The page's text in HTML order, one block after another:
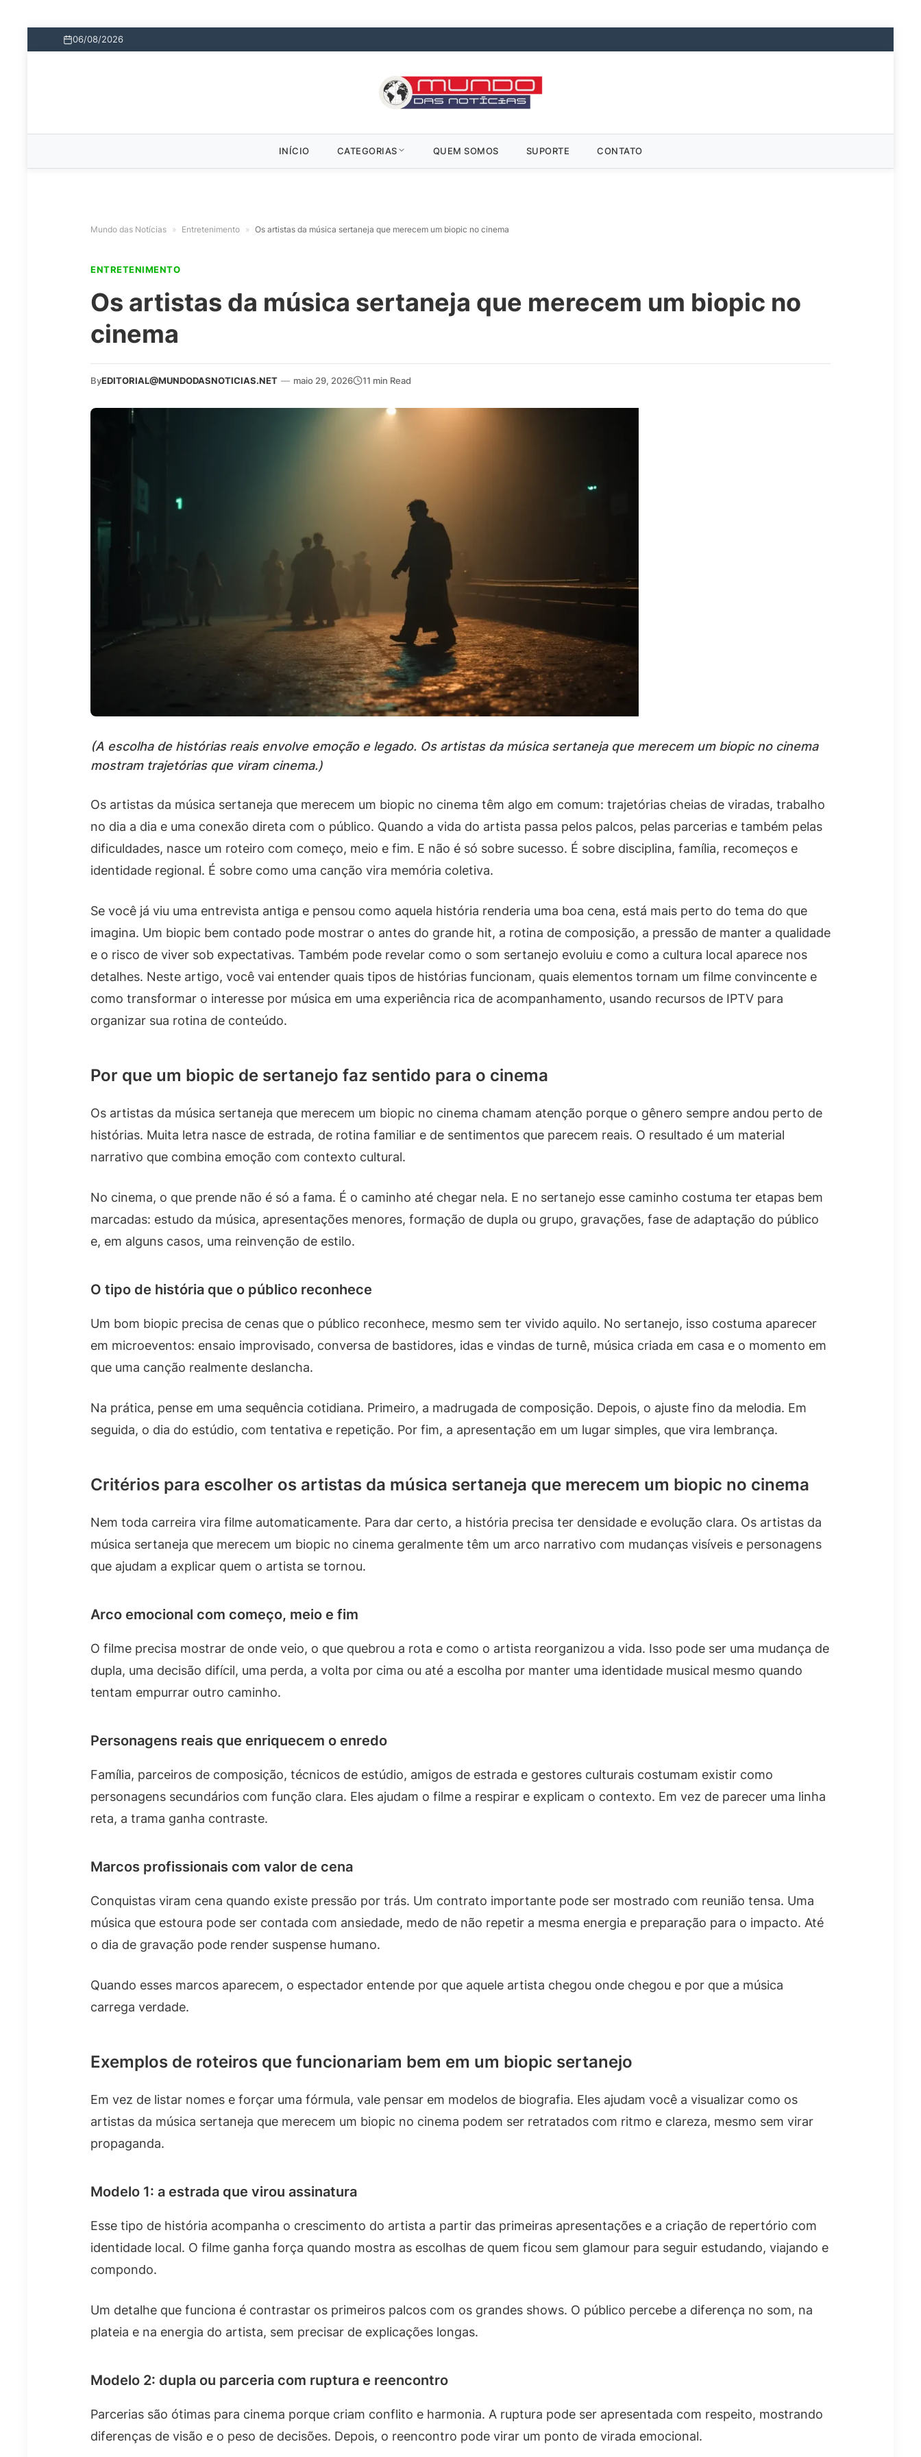
06/08/2026
INÍCIO CATEGORIAS QUEM SOMOS SUPORTE CONTATO
Mundo das Notícias » Entretenimento » Os artistas da música sertaneja que merecem um biopic no cinema
ENTRETENIMENTO
Os artistas da música sertaneja que merecem um biopic no
cinema
ByEDITORIAL@MUNDODASNOTICIAS.NET — maio 29, 2026 11 min Read
(A escolha de histórias reais envolve emoção e legado. Os artistas da música sertaneja que merecem um biopic no cinema
mostram trajetórias que viram cinema.)
Os artistas da música sertaneja que merecem um biopic no cinema têm algo em comum: trajetórias cheias de viradas, trabalho
no dia a dia e uma conexão direta com o público. Quando a vida do artista passa pelos palcos, pelas parcerias e também pelas
dificuldades, nasce um roteiro com começo, meio e fim. E não é só sobre sucesso. É sobre disciplina, família, recomeços e
identidade regional. É sobre como uma canção vira memória coletiva.
Se você já viu uma entrevista antiga e pensou como aquela história renderia uma boa cena, está mais perto do tema do que
imagina. Um biopic bem contado pode mostrar o antes do grande hit, a rotina de composição, a pressão de manter a qualidade
e o risco de viver sob expectativas. Também pode revelar como o som sertanejo evoluiu e como a cultura local aparece nos
detalhes. Neste artigo, você vai entender quais tipos de histórias funcionam, quais elementos tornam um filme convincente e
como transformar o interesse por música em uma experiência rica de acompanhamento, usando recursos de IPTV para
organizar sua rotina de conteúdo.
Por que um biopic de sertanejo faz sentido para o cinema
Os artistas da música sertaneja que merecem um biopic no cinema chamam atenção porque o gênero sempre andou perto de
histórias. Muita letra nasce de estrada, de rotina familiar e de sentimentos que parecem reais. O resultado é um material
narrativo que combina emoção com contexto cultural.
No cinema, o que prende não é só a fama. É o caminho até chegar nela. E no sertanejo esse caminho costuma ter etapas bem
marcadas: estudo da música, apresentações menores, formação de dupla ou grupo, gravações, fase de adaptação do público
e, em alguns casos, uma reinvenção de estilo.
O tipo de história que o público reconhece
Um bom biopic precisa de cenas que o público reconhece, mesmo sem ter vivido aquilo. No sertanejo, isso costuma aparecer
em microeventos: ensaio improvisado, conversa de bastidores, idas e vindas de turnê, música criada em casa e o momento em
que uma canção realmente deslancha.
Na prática, pense em uma sequência cotidiana. Primeiro, a madrugada de composição. Depois, o ajuste fino da melodia. Em
seguida, o dia do estúdio, com tentativa e repetição. Por fim, a apresentação em um lugar simples, que vira lembrança.
Critérios para escolher os artistas da música sertaneja que merecem um biopic no cinema
Nem toda carreira vira filme automaticamente. Para dar certo, a história precisa ter densidade e evolução clara. Os artistas da
música sertaneja que merecem um biopic no cinema geralmente têm um arco narrativo com mudanças visíveis e personagens
que ajudam a explicar quem o artista se tornou.
Arco emocional com começo, meio e fim
O filme precisa mostrar de onde veio, o que quebrou a rota e como o artista reorganizou a vida. Isso pode ser uma mudança de
dupla, uma decisão difícil, uma perda, a volta por cima ou até a escolha por manter uma identidade musical mesmo quando
tentam empurrar outro caminho.
Personagens reais que enriquecem o enredo
Família, parceiros de composição, técnicos de estúdio, amigos de estrada e gestores culturais costumam existir como
personagens secundários com função clara. Eles ajudam o filme a respirar e explicam o contexto. Em vez de parecer uma linha
reta, a trama ganha contraste.
Marcos profissionais com valor de cena
Conquistas viram cena quando existe pressão por trás. Um contrato importante pode ser mostrado com reunião tensa. Uma
música que estoura pode ser contada com ansiedade, medo de não repetir a mesma energia e preparação para o impacto. Até
o dia de gravação pode render suspense humano.
Quando esses marcos aparecem, o espectador entende por que aquele artista chegou onde chegou e por que a música
carrega verdade.
Exemplos de roteiros que funcionariam bem em um biopic sertanejo
Em vez de listar nomes e forçar uma fórmula, vale pensar em modelos de biografia. Eles ajudam você a visualizar como os
artistas da música sertaneja que merecem um biopic no cinema podem ser retratados com ritmo e clareza, mesmo sem virar
propaganda.
Modelo 1: a estrada que virou assinatura
Esse tipo de história acompanha o crescimento do artista a partir das primeiras apresentações e a criação de repertório com
identidade local. O filme ganha força quando mostra as escolhas de quem ficou sem glamour para seguir estudando, viajando e
compondo.
Um detalhe que funciona é contrastar os primeiros palcos com os grandes shows. O público percebe a diferença no som, na
plateia e na energia do artista, sem precisar de explicações longas.
Modelo 2: dupla ou parceria com ruptura e reencontro
Parcerias são ótimas para cinema porque criam conflito e harmonia. A ruptura pode ser apresentada com respeito, mostrando
diferenças de visão e o peso de decisões. Depois, o reencontro pode virar um ponto de virada emocional.